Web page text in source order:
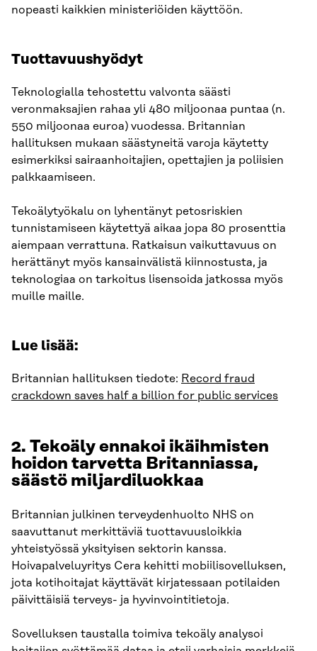
nopeasti kaikkien ministeriöiden käyttöön.
Tuottavuushyödyt
Teknologialla tehostettu valvonta säästi
veronmaksajien rahaa yli 480 miljoonaa puntaa (n.
550 miljoonaa euroa) vuodessa. Britannian
hallituksen mukaan säästyneitä varoja käytetty
esimerkiksi sairaanhoitajien, opettajien ja poliisien
palkkaamiseen.
Tekoälytyökalu on lyhentänyt petosriskien
tunnistamiseen käytettyä aikaa jopa 80 prosenttia
aiempaan verrattuna. Ratkaisun vaikuttavuus on
herättänyt myös kansainvälistä kiinnostusta, ja
teknologiaa on tarkoitus lisensoida jatkossa myös
muille maille.
Lue lisää:
Britannian hallituksen tiedote: Record fraud
crackdown saves half a billion for public services
2. Tekoäly ennakoi ikäihmisten
hoidon tarvetta Britanniassa,
säästö miljardiluokkaa
Britannian julkinen terveydenhuolto NHS on
saavuttanut merkittäviä tuottavuusloikkia
yhteistyössä yksityisen sektorin kanssa.
Hoivapalveluyritys Cera kehitti mobiilisovelluksen,
jota kotihoitajat käyttävät kirjatessaan potilaiden
päivittäisiä terveys- ja hyvinvointitietoja.
Sovelluksen taustalla toimiva tekoäly analysoi